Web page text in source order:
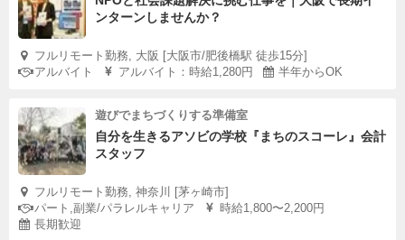
ンターンしませんか？
フルリモート勤務, 大阪 [大阪市/肥後橋駅 徒歩15分]
アルバイト
アルバイト：時給1,280円 半年からOK
遊びでまちづくりする準備室
自分を生きるアソビの学校『まちのスコーレ』会計
スタッフ
フルリモート勤務, 神奈川 [茅ヶ崎市]
パート,副業/パラレルキャリア
時給1,800〜2,200円
長期歓迎